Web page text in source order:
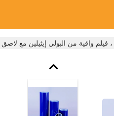
واقية من البولي إيثيلين مع لاصق